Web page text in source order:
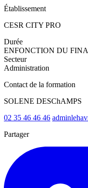
Établissement
CESR CITY PRO
Durée
ENFONCTION DU
Secteur
Administration
Contact de la formation
SOLENE DESChAMPS
02 35 46 46 46
Partager